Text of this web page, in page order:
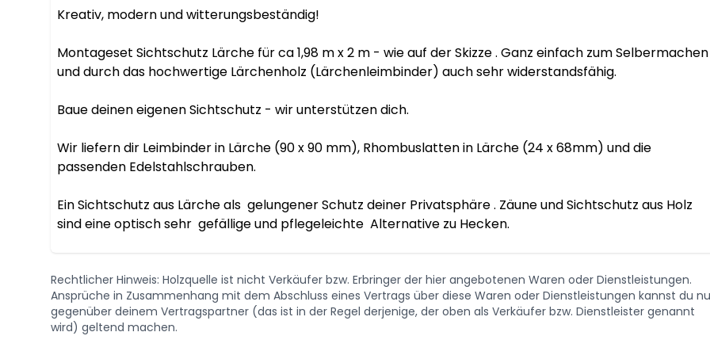
Kreativ, modern und witterungsbeständig!
Montageset Sichtschutz Lärche für ca 1,98 m x 2 m - wie auf der Skizze . Ganz einfach zum Selbermachen
und durch das hochwertige Lärchenholz (Lärchenleimbinder) auch sehr widerstandsfähig.
Baue deinen eigenen Sichtschutz - wir unterstützen dich.
Wir liefern dir Leimbinder in Lärche (90 x 90 mm), Rhombuslatten in Lärche (24 x 68mm) und die
passenden Edelstahlschrauben.
Ein Sichtschutz aus Lärche als  gelungener Schutz deiner Privatsphäre . Zäune und Sichtschutz aus Holz
sind eine optisch sehr  gefällige und pflegeleichte  Alternative zu Hecken.
Rechtlicher Hinweis: Holzquelle ist nicht Verkäufer bzw. Erbringer der hier angebotenen Waren oder Dienstleistungen.
Ansprüche in Zusammenhang mit dem Abschluss eines Vertrags über diese Waren oder Dienstleistungen kannst du
gegenüber deinem Vertragspartner (das ist in der Regel derjenige, der oben als Verkäufer bzw. Dienstleister genannt
wird) geltend machen.